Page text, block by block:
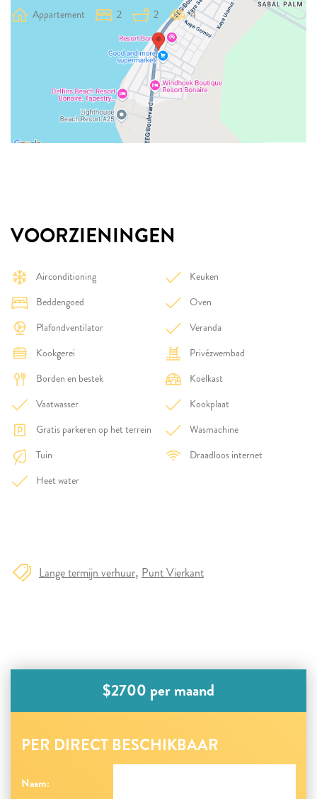
Appartement 2 2 4
VOORZIENINGEN
Airconditioning
Beddengoed
Plafondventilator
Kookgerei
Borden en bestek
Vaatwasser
Gratis parkeren op het terrein
Tuin
Heet water
Keuken
Oven
Veranda
Privézwembad
Koelkast
Kookplaat
Wasmachine
Draadloos internet
Lange termijn verhuur Punt Vierkant
$2700 per maand
PER DIRECT BESCHIKBAAR
Naam: